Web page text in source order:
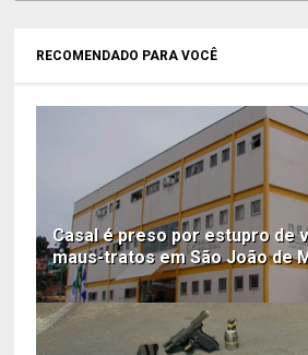
RECOMENDADO PARA VOCÊ
Casal é preso por estupro de
maus-tratos em São João de